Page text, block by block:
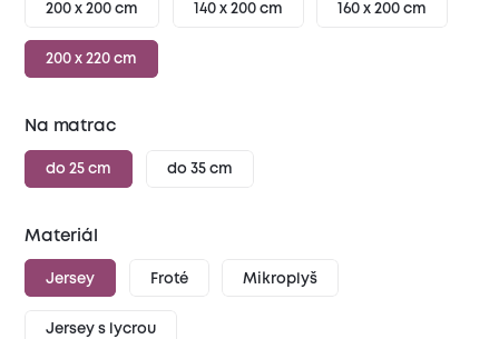
200 x 200 cm 140 x 200 cm 160 x 200 cm
200 x 220 cm
Na matrac
do 25 cm do 35 cm
Materiál
Jersey Froté Mikroplyš
Jersey s lycrou